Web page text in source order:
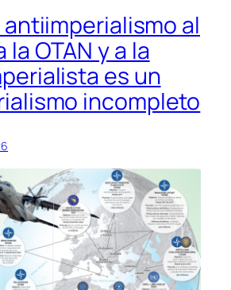
al
la OTAN y a la
es un
incompleto